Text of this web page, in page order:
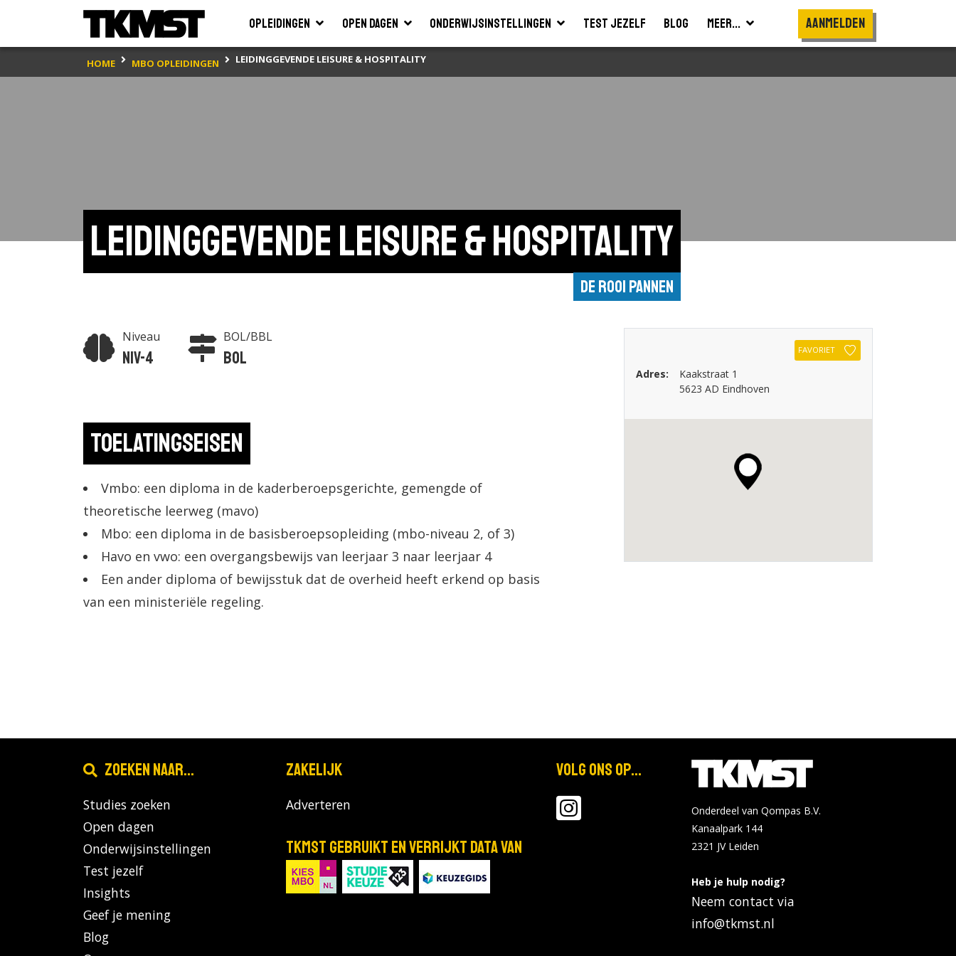
Opleidingen Open dagen Onderwijsinstellingen Test jezelf Blog Meer... Aanmelden
HOME MBO OPLEIDINGEN LEIDINGGEVENDE LEISURE & HOSPITALITY
Leidinggevende leisure & hospitality
De Rooi Pannen
Niveau
Niv-4
BOL/BBL
BOL
Toelatingseisen
Vmbo: een diploma in de kaderberoepsgerichte, gemengde of
theoretische leerweg (mavo)
Mbo: een diploma in de basisberoepsopleiding (mbo-niveau 2, of 3)
Havo en vwo: een overgangsbewijs van leerjaar 3 naar leerjaar 4
Een ander diploma of bewijsstuk dat de overheid heeft erkend op basis
van een ministeriële regeling.
FAVORIET
Adres:
Kaakstraat 1
5623 AD Eindhoven
Zoeken naar...
Studies zoeken
Open dagen
Onderwijsinstellingen
Test jezelf
Insights
Geef je mening
Blog
Zakelijk
Adverteren
TKMST gebruikt en verrijkt data van
Volg ons op...
Onderdeel van Qompas B.V.
Kanaalpark 144
2321 JV Leiden
Heb je hulp nodig?
Neem contact via
info@tkmst.nl